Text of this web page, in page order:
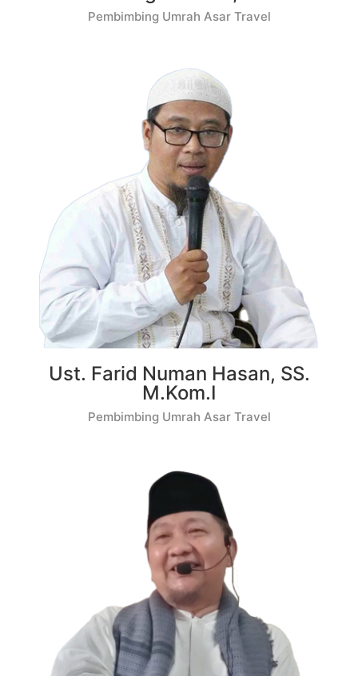
Pembimbing Umrah Asar Travel​
Ust. Farid Numan Hasan, SS.
M.Kom.I
Pembimbing Umrah Asar Travel​